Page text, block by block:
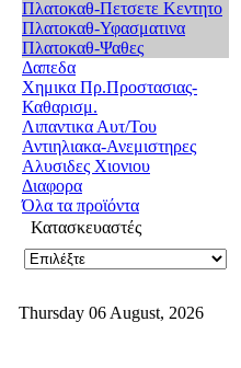
Πλατοκαθ-Πετσετε Κεντητο
Πλατοκαθ-Υφασματινα
Πλατοκαθ-Ψαθες
Δαπεδα
Χημικα Πρ.Προστασιας-
Καθαρισμ.
Λιπαντικα Αυτ/Του
Αντιηλιακα-Ανεμιστηρες
Αλυσιδες Χιονιου
Διαφορα
Όλα τα προϊόντα
Κατασκευαστές
Thursday 06 August, 2026